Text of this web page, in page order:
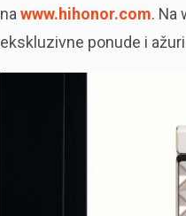
na www.hihonor.com. Na
ekskluzivne ponude i